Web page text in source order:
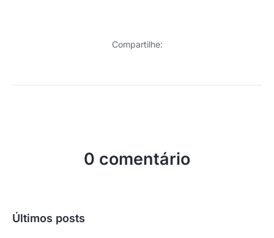
Compartilhe:
0 comentário
Últimos posts